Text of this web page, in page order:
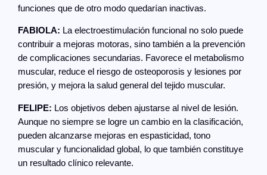
funciones que de otro modo quedarían inactivas.
FABIOLA: La electroestimulación funcional no solo puede
contribuir a mejoras motoras, sino también a la prevención
de complicaciones secundarias. Favorece el metabolismo
muscular, reduce el riesgo de osteoporosis y lesiones por
presión, y mejora la salud general del tejido muscular.
FELIPE: Los objetivos deben ajustarse al nivel de lesión.
Aunque no siempre se logre un cambio en la clasificación,
pueden alcanzarse mejoras en espasticidad, tono
muscular y funcionalidad global, lo que también constituye
un resultado clínico relevante.